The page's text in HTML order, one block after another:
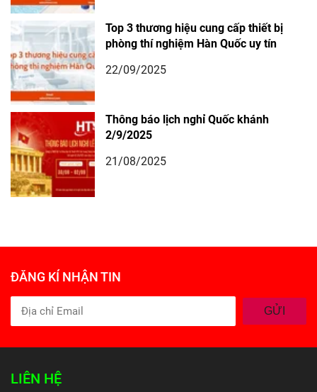
Top 3 thương hiệu cung cấp thiết bị
phòng thí nghiệm Hàn Quốc uy tín
22/09/2025
Thông báo lịch nghỉ Quốc khánh
2/9/2025
21/08/2025
ĐĂNG KÍ NHẬN TIN
GỬI
LIÊN HỆ